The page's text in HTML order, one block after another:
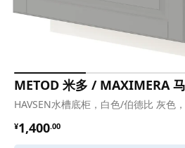
METOD 米多 / MAXIMERA
HAVSEN水槽底柜，白色/伯德比 灰色
¥1,400.00
¥ 1400.00